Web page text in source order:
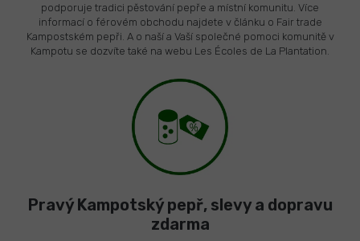
podporuje tradici pěstování pepře a místní komunitu. Více
informací o férovém obchodu najdete v článku o Fair trade
Kampostském pepři. A o naší a Vaší společné pomoci komunitě v
Kampotu se dozvíte také na webu Les Écoles de La Plantation.
Pravý Kampotský pepř, slevy a dopravu
zdarma